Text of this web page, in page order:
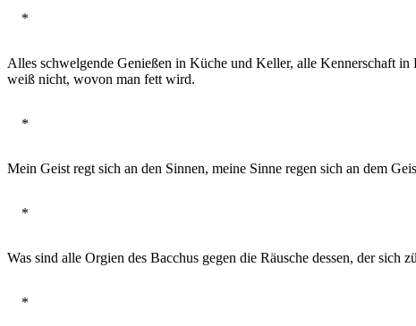
*
Alles schwelgende Genießen in Küche und Keller, alle Kennerschaft
weiß nicht, wovon man fett wird.
*
Mein Geist regt sich an den Sinnen, meine Sinne regen sich an dem
*
Was sind alle Orgien des Bacchus gegen die Räusche dessen, der sich
*